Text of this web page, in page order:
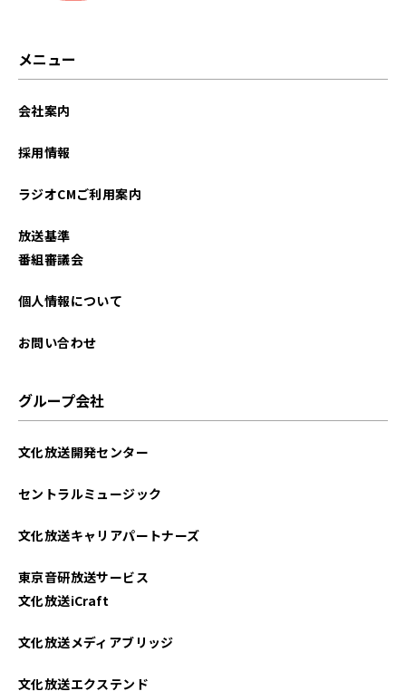
2025年08月
2025年05月
2024年12月
2024年11月
メニュー
会社案内
採用情報
ラジオCMご利用案内
放送基準
番組審議会
個人情報について
お問い合わせ
グループ会社
文化放送開発センター
セントラルミュージック
文化放送キャリアパートナーズ
東京音研放送サービス
文化放送iCraft
文化放送メディアブリッジ
文化放送エクステンド